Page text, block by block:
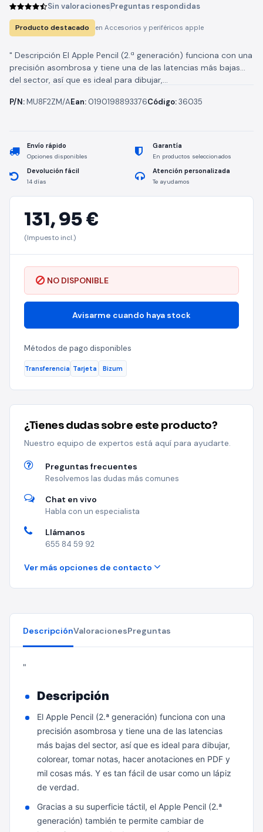
Sin valoracionesPreguntas respondidas
Producto destacado en Accesorios y periféricos apple
" Descripción El Apple Pencil (2.ª generación) funciona con una
precisión asombrosa y tiene una de las latencias más bajas
del sector, así que es ideal para dibujar,...
P/N:MU8F2ZM/AEan: 0190198893376Código:36035
Envío rápido
Opciones disponibles
Garantía
En productos seleccionados
Devolución fácil
14 días
Atención personalizada
Te ayudamos
131,95 €
(Impuesto incl.)
NO DISPONIBLE
Avisarme cuando haya stock
Métodos de pago disponibles
Transferencia Tarjeta Bizum
¿Tienes dudas sobre este producto?
Nuestro equipo de expertos está aquí para ayudarte.
Preguntas frecuentes
Resolvemos las dudas más comunes
Chat en vivo
Habla con un especialista
Llámanos
655 84 59 92
Ver más opciones de contacto
DescripciónValoracionesPreguntas
"
Descripción
El Apple Pencil (2.ª generación) funciona con una
precisión asombrosa y tiene una de las latencias
más bajas del sector, así que es ideal para dibujar,
colorear, tomar notas, hacer anotaciones en PDF y
mil cosas más. Y es tan fácil de usar como un lápiz
de verdad.
Gracias a su superficie táctil, el Apple Pencil (2.ª
generación) también te permite cambiar de